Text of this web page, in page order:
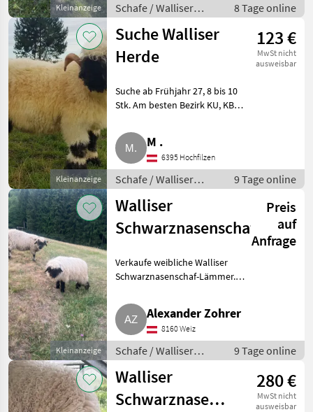
Kleinanzeige
Schafe / Walliser
Schwarznasenschafe
8 Tage online
Kleinanzeige
Suche Walliser
Herde
123 €
MwSt nicht
ausweisbar
Suche ab Frühjahr 27, 8 bis 10
Stk. Am besten Bezirk KU, KB
Schwarznasenschafe
M .
6395 Hochfilzen
Schafe / Walliser
Schwarznasenschafe
9 Tage online
Kleinanzeige
Walliser
Schwarznasenschafe
Preis
auf
Anfrage
Verkaufe weibliche Walliser
Schwarznasenschaf-Lämmer.
kein HB. Schafe Walliser
Schwarznasenschafe
Alexander Zohrer
8160 Weiz
Schafe / Walliser
Schwarznasenschafe
9 Tage online
Walliser
Schwarznase
280 €
MwSt nicht
ausweisbar